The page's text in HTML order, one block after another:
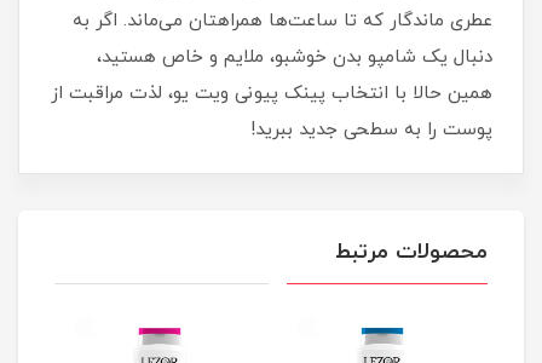
عطری ماندگار که تا ساعت‌ها همراهتان می‌ماند. اگر به
دنبال یک شامپو بدن خوشبو، ملایم و خاص هستید،
همین حالا با انتخاب پینک پیونی ویت یو، لذت مراقبت از
پوست را به سطحی جدید ببرید!
محصولات مرتبط